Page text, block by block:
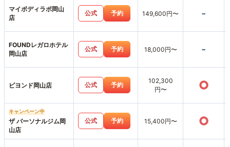
マイボディラボ岡山
店
公式 予約 149,600円〜 -
FOUNDレガロホテル
岡山店
公式 予約 18,000円〜 -
ビヨンド岡山店 公式 予約
102,300
円〜
○
キャンペーン中
ザ パーソナルジム岡
山店
公式 予約 15,400円〜 ○